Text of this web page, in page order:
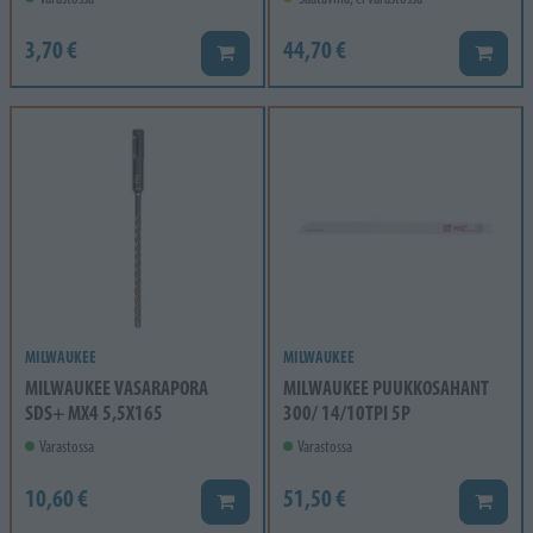
3,70 € Lisää koriin44,70 € Lisää
MILWAUKEE
MILWAUKEE VASARAPORA
SDS+ MX4 5,5X165
Varastossa
10,60 € Lisää koriin
MILWAUKEE
MILWAUKEE PUUKKOSAHANT
300/ 14/10TPI 5P
Varastossa
51,50 € Lisää